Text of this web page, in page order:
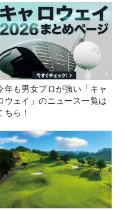
年も男女プロが強い「キャ
ウェイ」のニュース一覧は
ちら！